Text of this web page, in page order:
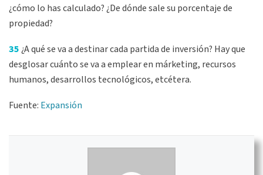
¿cómo lo has calculado? ¿De dónde sale su porcentaje de
propiedad?
35¿A qué se va a destinar cada partida de inversión? Hay que
desglosar cuánto se va a emplear en márketing, recursos
humanos, desarrollos tecnológicos, etcétera.
Fuente: Expansión